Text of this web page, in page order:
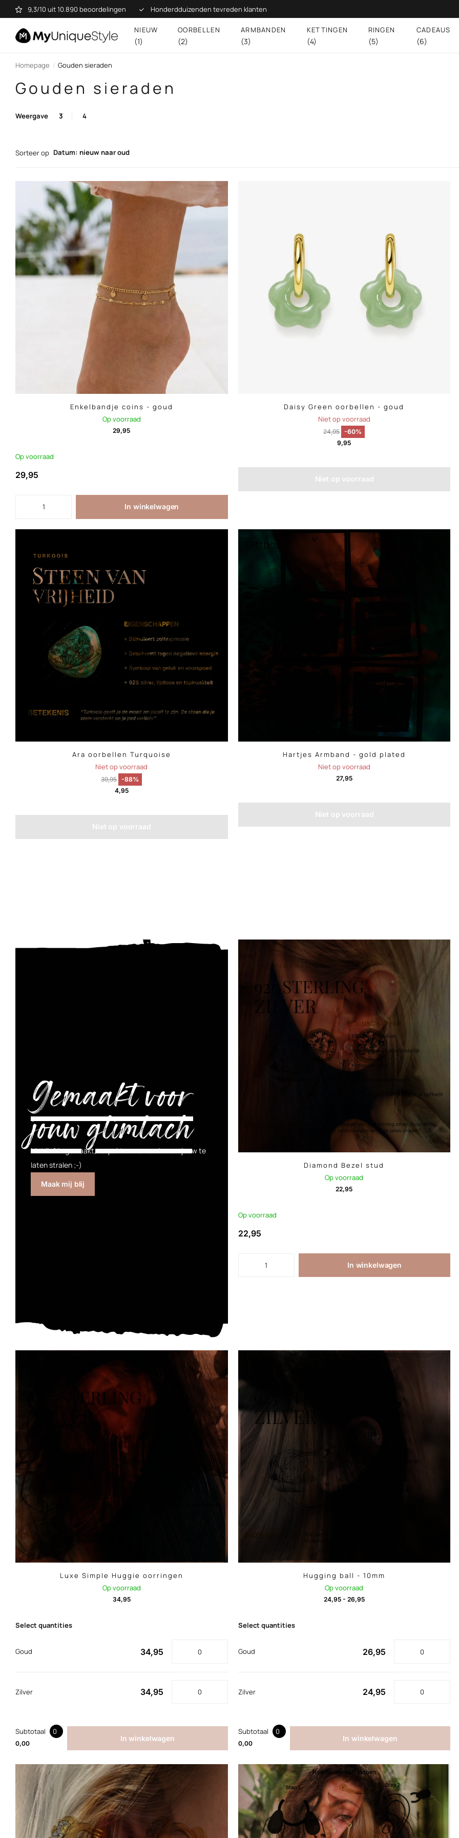
9,3/10 uit 10.890 beoordelingen Honderdduizenden tevreden klanten
NIEUW
(1)
OORBELLEN
(2)
ARMBANDEN
(3)
KETTINGEN
(4)
RINGEN
(5)
CADEAUS
(6)
Homepage Gouden sieraden
Gouden sieraden
Weergave 3 4
Sorteer op Datum: nieuw naar oud
Enkelbandje coins - goud
Op voorraad
29,95
Op voorraad
29,95
In winkelwagen
Daisy Green oorbellen - goud
Niet op voorraad
24,95 -60%
9,95
Niet op voorraad
Ara oorbellen Turquoise
Niet op voorraad
39,95 -88%
4,95
Niet op voorraad
Hartjes Armband - gold plated
Niet op voorraad
27,95
Niet op voorraad
Gemaakt voor
jouw glimlach
Met liefde gemaakt, verpakt en verzonden om jouw te
laten stralen ;-)
Maak mij blij
Diamond Bezel stud
Op voorraad
22,95
Op voorraad
22,95
In winkelwagen
Luxe Simple Huggie oorringen
Op voorraad
34,95
Select quantities
Goud 34,95
Zilver 34,95
Subtotaal 0
0,00
In winkelwagen
Hugging ball - 10mm
Op voorraad
24,95- 26,95
Select quantities
Goud 26,95
Zilver 24,95
Subtotaal 0
0,00
In winkelwagen